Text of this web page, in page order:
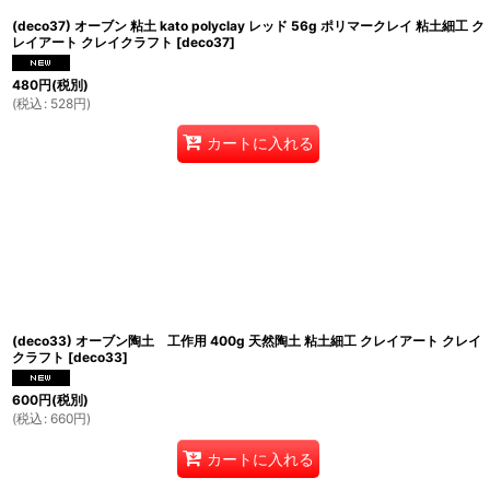
(deco37) オーブン 粘土 kato polyclay レッド 56g ポリマークレイ 粘土細工 ク
レイアート クレイクラフト [deco37]
480円(税別)
(税込 : 528円)
カートに入れる
(deco33) オーブン陶土 工作用 400g 天然陶土 粘土細工 クレイアート クレイ
クラフト [deco33]
600円(税別)
(税込 : 660円)
カートに入れる